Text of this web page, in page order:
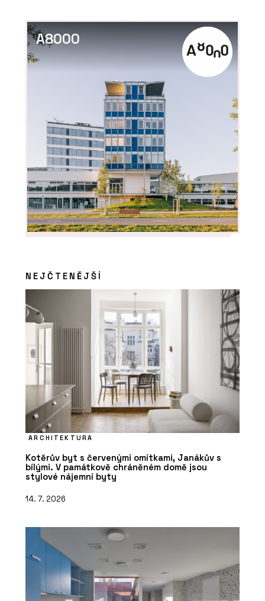
A8000
NEJČTENĚJŠÍ
ARCHITEKTURA
Kotěrův byt s červenými omítkami, Janákův s
bílými. V památkově chráněném domě jsou
stylové nájemní byty
14. 7. 2026